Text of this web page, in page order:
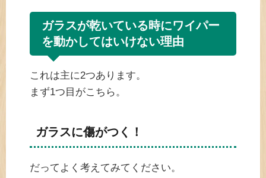
ガラスが乾いている時にワイパー
を動かしてはいけない理由
これは主に2つあります。
まず1つ目がこちら。
ガラスに傷がつく！
だってよく考えてみてください。